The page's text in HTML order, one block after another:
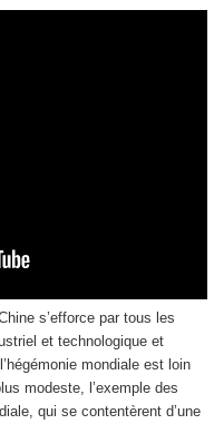
s’efforce par tous les
et technologique et
mondiale est loin
modeste, l’exemple des
qui se contentèrent d’une